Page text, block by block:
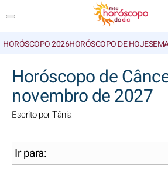
HORÓSCOPO 2026HORÓSCOPO DE HOJE
Horóscopo de
novembro de 2027
Escrito por Tânia
Ir para: